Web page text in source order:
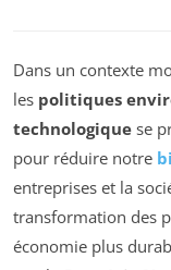
Dans un contexte
les politiques
technologique se
pour réduire notre
entreprises et la
transformation des
économie plus